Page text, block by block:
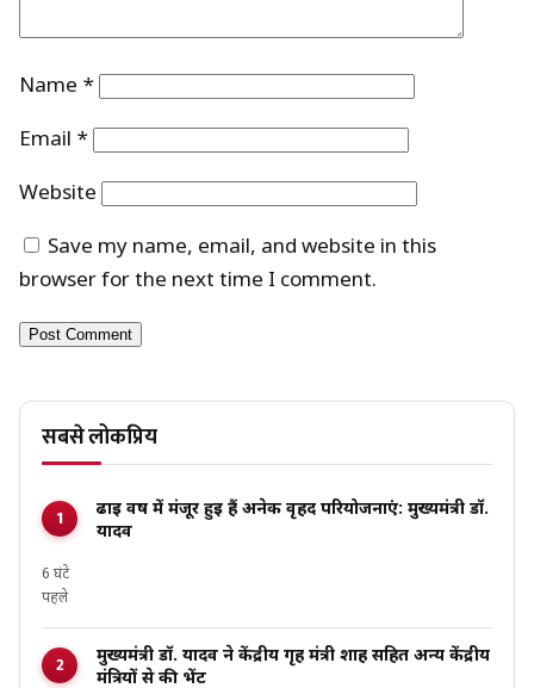
Name *
Email *
Website
Save my name, email, and website in this
browser for the next time I comment.
सबसे लोकप्रिय
ढाई वर्ष में मंजूर हुई हैं अनेक वृहद परियोजनाएं: मुख्यमंत्री डॉ.
यादव
6 घंटे
पहले
मुख्यमंत्री डॉ. यादव ने केंद्रीय गृह मंत्री शाह सहित अन्य केंद्रीय
मंत्रियों से की भेंट